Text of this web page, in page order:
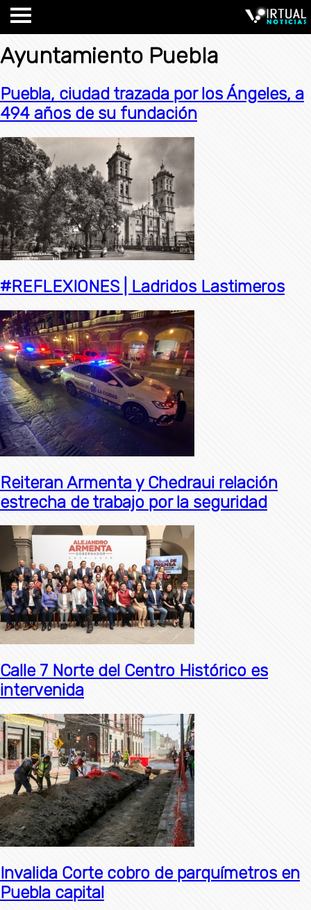
Ayuntamiento Puebla
Puebla, ciudad trazada por los Ángeles, a
494 años de su fundación
#REFLEXIONES | Ladridos Lastimeros
Reiteran Armenta y Chedraui relación
estrecha de trabajo por la seguridad
Calle 7 Norte del Centro Histórico es
intervenida
Invalida Corte cobro de parquímetros en
Puebla capital